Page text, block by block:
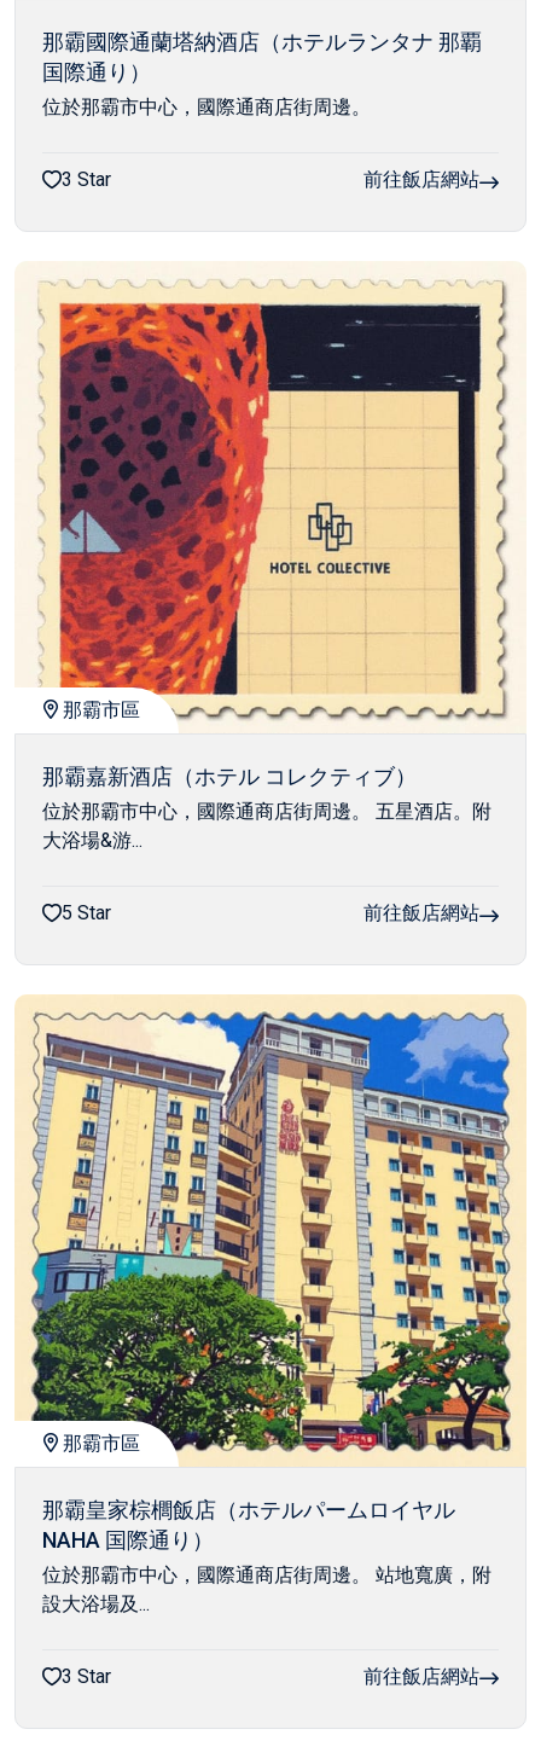
那霸國際通蘭塔納酒店（ホテルランタナ 那覇
国際通り）
位於那霸市中心，國際通商店街周邊。
3 Star 前往飯店網站
那霸市區
那霸嘉新酒店（ホテル コレクティブ）
位於那霸市中心，國際通商店街周邊。 五星酒店。附
大浴場&游...
5 Star 前往飯店網站
那霸市區
那霸皇家棕櫚飯店（ホテルパームロイヤル
NAHA 国際通り）
位於那霸市中心，國際通商店街周邊。 站地寬廣，附
設大浴場及...
3 Star 前往飯店網站